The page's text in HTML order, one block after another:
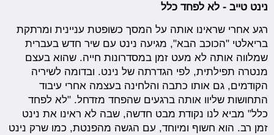
נינט טייב - לא לפחד כלל
רגע אחרי שראינו אותה על המסך כשופטת עניינית ומרתקת
בריאלטי "הכוכב הבא", מגיעה נינט עם שיר חדש בעברית
שמלווה אותה לא מעט זמן במסדרונות חייה. שהוא בעצם
מנטרה תפילתית, לפי הגדרתה של נינט. ובדומה לשיריה
הקודמים, גם אותו כתבה והלחינה בעצמה אחרי עיבוד
התחושות שליוו אותה ברגעים שהפחד מזדחל. "לא לפחד
כלל" מביא לנו נקודת מבט חדשה, שבה לא ראינו את נינט
זמן רב. הוא חשוף ומיוחד, עם הגשה מהפנטת, כמו שרק נינט